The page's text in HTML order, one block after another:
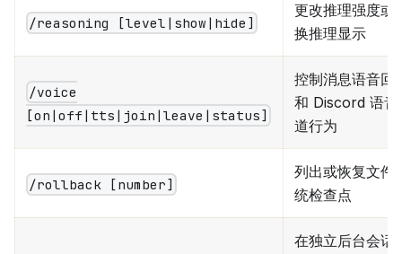
/reasoning [level|show|hide]
更改推理强度或
换推理显示
/voice
[on|off|tts|join|leave|status]
控制消息语音回
和 Discord 语音
道行为
/rollback [number]
列出或恢复文件
统检查点
在独立后台会话